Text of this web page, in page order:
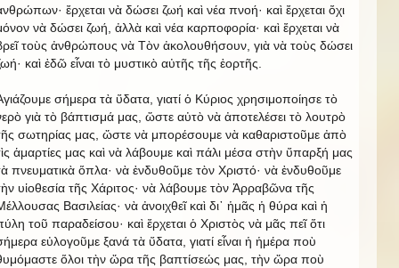
ἔρχεται νὰ δώσει ζωή καὶ νέα πνοή· καὶ ἔρχεται ὄχι
νὰ δώσει ζωή, ἀλλὰ καὶ νέα καρποφορία· καὶ ἔρχεται νὰ
τοὺς ἀνθρώπους νὰ Τὸν ἀκολουθήσουν, γιὰ νὰ τοὺς δώσει
καὶ ἐδῶ εἶναι τὸ μυστικὸ αὐτῆς τῆς ἑορτῆς.
σήμερα τὰ ὕδατα, γιατί ὁ Κύριος χρησιμοποίησε τὸ
γιὰ τὸ βάπτισμά μας, ὥστε αὐτὸ νὰ ἀποτελέσει τὸ λουτρὸ
σωτηρίας μας, ὥστε νὰ μπορέσουμε νὰ καθαριστοῦμε ἀπὸ
ἁμαρτίες μας καὶ νὰ λάβουμε καὶ πάλι μέσα στὴν ὕπαρξή μας
πνευματικὰ ὅπλα· νὰ ἐνδυθοῦμε τὸν Χριστό· νὰ ἐνδυθοῦμε
υἱοθεσία τῆς Χάριτος· νὰ λάβουμε τὸν Ἀρραβῶνα τῆς
Βασιλείας· νὰ ἀνοιχθεῖ καὶ δι᾿ ἡμᾶς ἡ θύρα καὶ ἡ
τοῦ παραδείσου· καὶ ἔρχεται ὁ Χριστὸς νὰ μᾶς πεῖ ὅτι
εὐλογοῦμε ξανά τὰ ὕδατα, γιατί εἶναι ἡ ἡμέρα ποὺ
ὅλοι τὴν ὥρα τῆς βαπτίσεώς μας, τὴν ὥρα ποὺ